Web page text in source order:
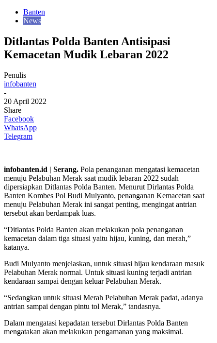
Banten
News
Ditlantas Polda Banten Antisipasi
Kemacetan Mudik Lebaran 2022
Penulis
infobanten
-
20 April 2022
Share
Facebook
WhatsApp
Telegram
infobanten.id | Serang. Pola penanganan mengatasi kemacetan
menuju Pelabuhan Merak saat mudik lebaran 2022 sudah
dipersiapkan Ditlantas Polda Banten. Menurut Dirlantas Polda
Banten Kombes Pol Budi Mulyanto, penanganan Kemacetan saat
menuju Pelabuhan Merak ini sangat penting, mengingat antrian
tersebut akan berdampak luas.
“Ditlantas Polda Banten akan melakukan pola penanganan
kemacetan dalam tiga situasi yaitu hijau, kuning, dan merah,”
katanya.
Budi Mulyanto menjelaskan, untuk situasi hijau kendaraan masuk
Pelabuhan Merak normal. Untuk situasi kuning terjadi antrian
kendaraan sampai dengan keluar Pelabuhan Merak.
“Sedangkan untuk situasi Merah Pelabuhan Merak padat, adanya
antrian sampai dengan pintu tol Merak,” tandasnya.
Dalam mengatasi kepadatan tersebut Dirlantas Polda Banten
mengatakan akan melakukan pengamanan yang maksimal.